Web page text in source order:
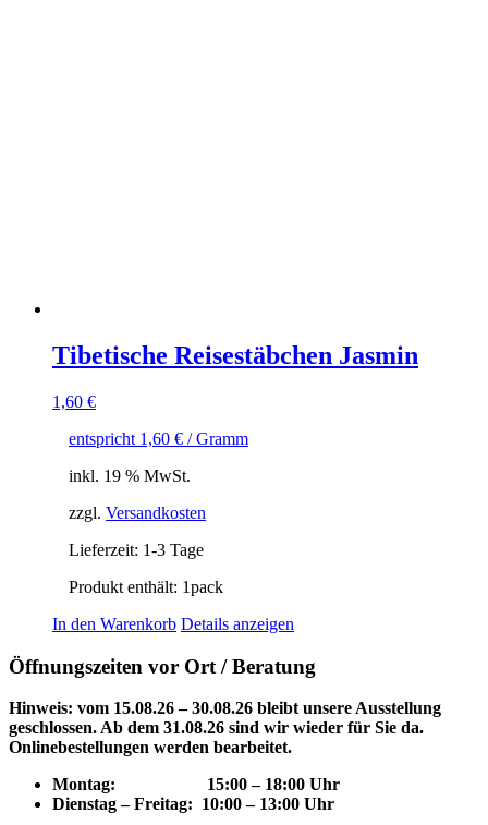
Tibetische Reisestäbchen Jasmin
1,60 €
entspricht 1,60 € / Gramm
inkl. 19 % MwSt.
zzgl. Versandkosten
Lieferzeit: 1-3 Tage
Produkt enthält: 1pack
In den Warenkorb Details anzeigen
Öffnungszeiten vor Ort / Beratung
Hinweis: vom 15.08.26 – 30.08.26 bleibt unsere Ausstellung
geschlossen. Ab dem 31.08.26 sind wir wieder für Sie da.
Onlinebestellungen werden bearbeitet.
Montag: 15:00 – 18:00 Uhr
Dienstag – Freitag: 10:00 – 13:00 Uhr